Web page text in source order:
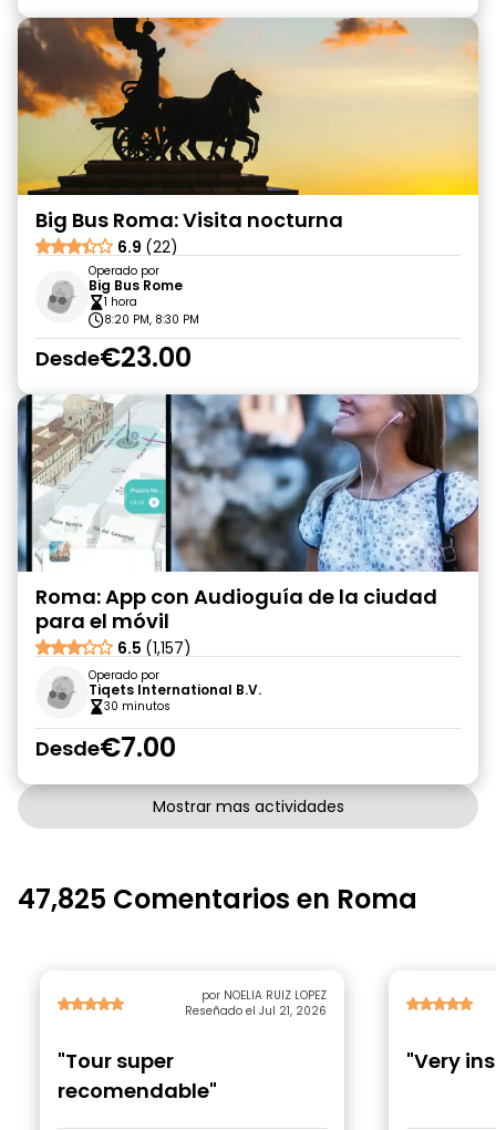
Big Bus Roma: Visita nocturna
6.9 (22)
Operado por
Big Bus Rome
1 hora
8:20 PM, 8:30 PM
Desde€23.00
Roma: App con Audioguía de la ciudad
para el móvil
6.5 (1,157)
Operado por
Tiqets International B.V.
30 minutos
Desde€7.00
Mostrar mas actividades
47,825 Comentarios en Roma
por NOELIA RUIZ LOPEZ
Reseñado el Jul 21, 2026
"Tour super
recomendable"
"Very